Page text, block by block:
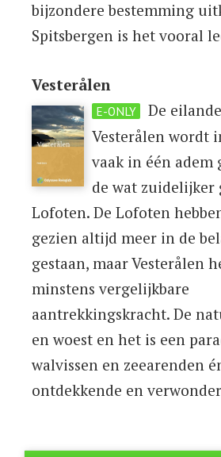
bijzondere bestemming
Spitsbergen is het vooral
Vesterålen
E-ONLY
De
Vesterålen wordt
vaak in één adem
de wat zuidelijker
Lofoten. De Lofoten
gezien altijd meer in de
gestaan, maar Vesterålen
minstens vergelijkbare
aantrekkingskracht. De
en woest en het is een
walvissen en zeearenden
ontdekkende en